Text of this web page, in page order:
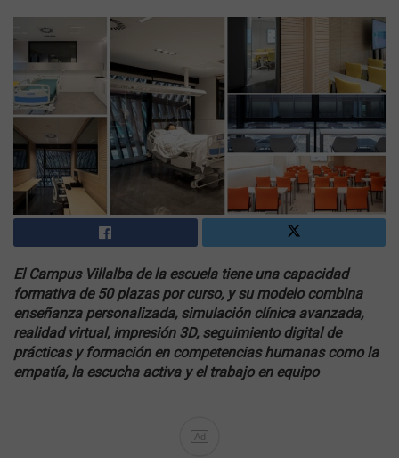
El Campus Villalba de la escuela tiene una capacidad
formativa de 50 plazas por curso, y su modelo combina
enseñanza personalizada, simulación clínica avanzada,
realidad virtual, impresión 3D, seguimiento digital de
prácticas y formación en competencias humanas como la
empatía, la escucha activa y el trabajo en equipo
Ad